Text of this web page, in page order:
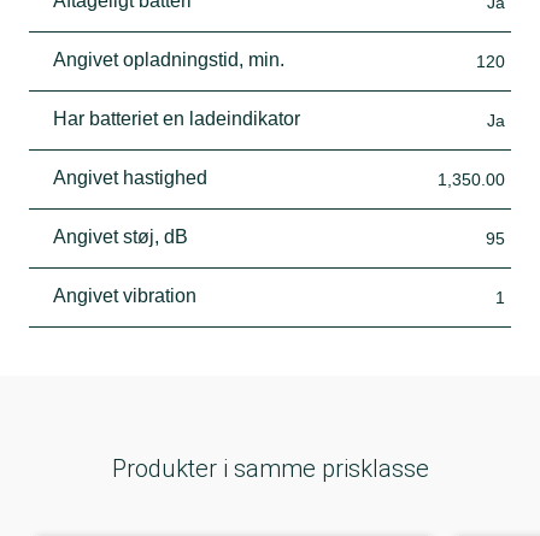
Angivet opladningstid, min. 120
Har batteriet en ladeindikator Ja
Angivet hastighed 1,350.00
Angivet støj, dB 95
Angivet vibration 1
Produkter i samme prisklasse